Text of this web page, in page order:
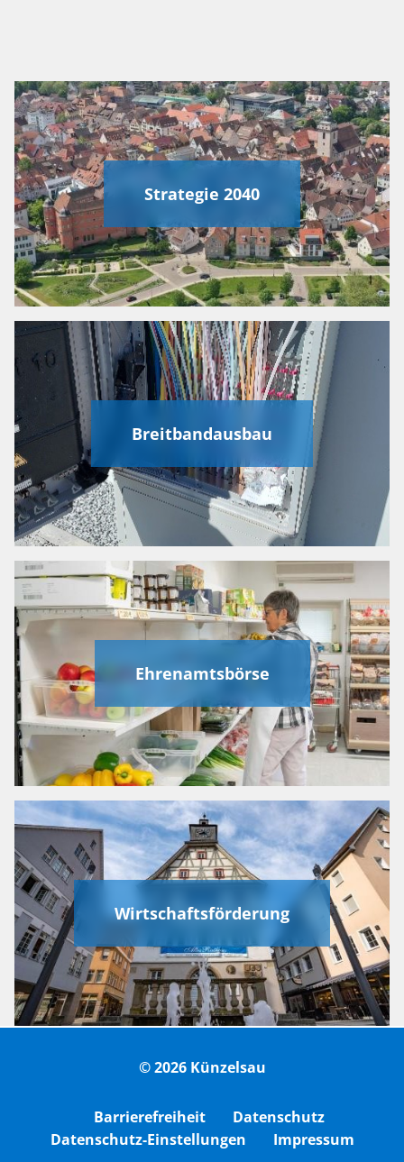
Strategie 2040
Breitbandausbau
Ehrenamtsbörse
Wirtschaftsförderung
© 2026 Künzelsau
Barrierefreiheit
Datenschutz
Datenschutz-Einstellungen
Impressum